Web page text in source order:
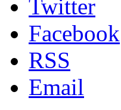
Twitter
Facebook
RSS
Email